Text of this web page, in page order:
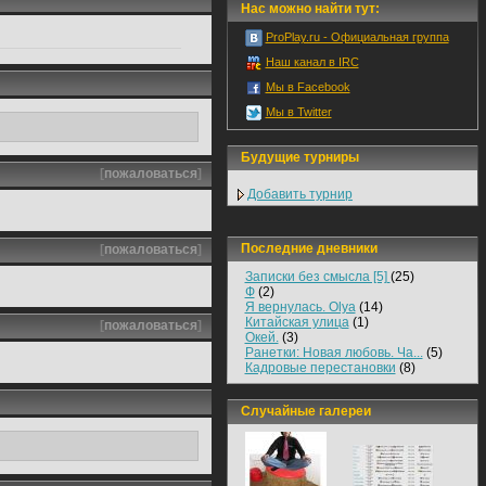
[пожаловаться]
[пожаловаться]
[пожаловаться]
Нас можно найти тут:
ProPlay.ru - Официальная группа
Наш канал в IRC
Мы в Facebook
Мы в Twitter
Будущие турниры
Добавить турнир
Последние дневники
Записки без смысла [5] (25)
Ф(2)
Я вернулась. Olya(14)
Китайская улица(1)
Окей.(3)
Ранетки: Новая любовь. Ча...(5)
Кадровые перестановки (8)
Случайные галереи